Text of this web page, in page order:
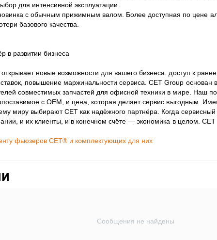
для интенсивной эксплуатации.
с обычным прижимным валом. Более доступная по цене
базового качества.
в развитии бизнеса
открывает новые возможности для вашего бизнеса: доступ к
повышение маржинальности сервиса. CET Group основан
совместимых запчастей для офисной техники в мире. Наш
с OEM, и цена, которая делает сервис выгодным.
миру выбирают CET как надёжного партнёра. Когда
и их клиенты, и в конечном счёте — экономика в целом. CET
фьюзеров CET® и комплектующих для них
Сообщения не найдены